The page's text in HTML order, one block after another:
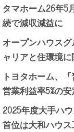
タマホーム26年5
続で減収減益に
オープンハウスグ
ャリアと住環境
トヨタホーム、
営業利益率5%の
2025年度大手ハ
首位は大和ハウ